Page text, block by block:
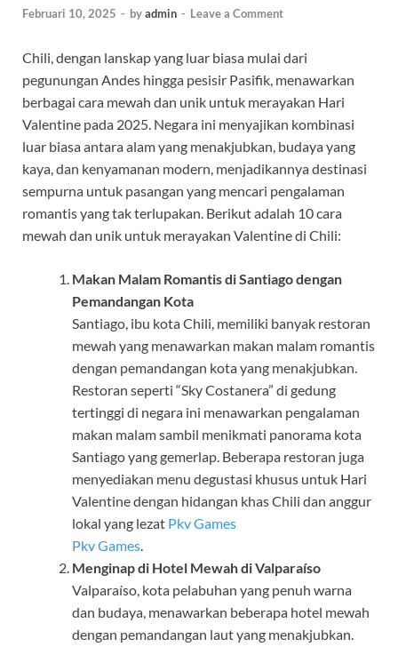
Februari 10, 2025 - byadmin - Leave a Comment
Chili, dengan lanskap yang luar biasa mulai dari
pegunungan Andes hingga pesisir Pasifik, menawarkan
berbagai cara mewah dan unik untuk merayakan Hari
Valentine pada 2025. Negara ini menyajikan kombinasi
luar biasa antara alam yang menakjubkan, budaya yang
kaya, dan kenyamanan modern, menjadikannya destinasi
sempurna untuk pasangan yang mencari pengalaman
romantis yang tak terlupakan. Berikut adalah 10 cara
mewah dan unik untuk merayakan Valentine di Chili:
Makan Malam Romantis di Santiago dengan
Pemandangan Kota
Santiago, ibu kota Chili, memiliki banyak restoran
mewah yang menawarkan makan malam romantis
dengan pemandangan kota yang menakjubkan.
Restoran seperti “Sky Costanera” di gedung
tertinggi di negara ini menawarkan pengalaman
makan malam sambil menikmati panorama kota
Santiago yang gemerlap. Beberapa restoran juga
menyediakan menu degustasi khusus untuk Hari
Valentine dengan hidangan khas Chili dan anggur
lokal yang lezat Pkv Games
Pkv Games.
Menginap di Hotel Mewah di Valparaíso
Valparaíso, kota pelabuhan yang penuh warna
dan budaya, menawarkan beberapa hotel mewah
dengan pemandangan laut yang menakjubkan.